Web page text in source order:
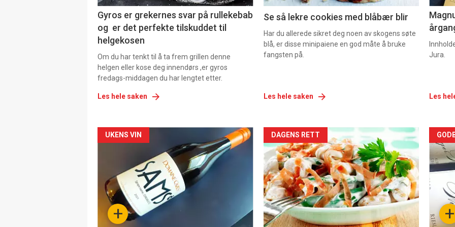
Gyros er grekernes svar på rullekebab
og er det perfekte tilskuddet til
helgekosen
Om du har tenkt til å ta frem grillen denne
helgen eller kose deg innendørs ,er gyros
fredags-middagen du har lengtet etter.
Les hele saken
Se så lekre cookies med blåbær blir
Har du allerede sikret deg noen av skogens søte
blå, er disse minipaiene en god måte å bruke
fangsten på.
Les hele saken
Jura.
Les
Forsiden
akkurat
nå
-
+
UKENS VIN
Forsiden
akkurat
nå
-
5
DAGENS RETT
nå
6 +